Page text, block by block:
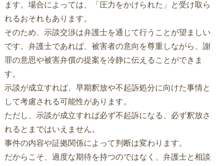
ます。場合によっては、「圧力をかけられた」と受け取ら
れるおそれもあります。
そのため、示談交渉は弁護士を通じて行うことが望ましい
です。弁護士であれば、被害者の意向を尊重しながら、謝
罪の意思や被害弁償の提案を冷静に伝えることができま
す。
示談が成立すれば、早期釈放や不起訴処分に向けた事情と
して考慮される可能性があります。
ただし、示談が成立すれば必ず不起訴になる、必ず釈放さ
れるとまではいえません。
事件の内容や証拠関係によって判断は変わります。
だからこそ、過度な期待を持つのではなく、弁護士と相談